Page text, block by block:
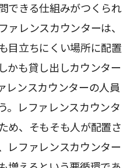
できる仕組みがつくられ
ァレンスカウンターは、
目立ちにくい場所に配置
かも貸し出しカウンター
レンスカウンターの人員
。レファレンスカウンタ
め、そもそも人が配置さ
レファレンスカウンター